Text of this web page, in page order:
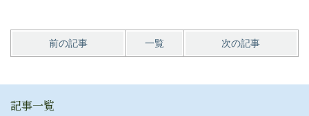
前の記事 一覧 次の記事
記事一覧